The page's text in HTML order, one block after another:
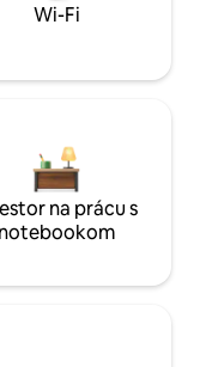
Wi-Fi
na prácu s
notebookom